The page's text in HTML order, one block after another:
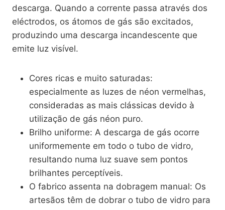
descarga. Quando a corrente passa através dos
eléctrodos, os átomos de gás são excitados,
produzindo uma descarga incandescente que
emite luz visível.
Cores ricas e muito saturadas:
especialmente as luzes de néon vermelhas,
consideradas as mais clássicas devido à
utilização de gás néon puro.
Brilho uniforme: A descarga de gás ocorre
uniformemente em todo o tubo de vidro,
resultando numa luz suave sem pontos
brilhantes perceptíveis.
O fabrico assenta na dobragem manual: Os
artesãos têm de dobrar o tubo de vidro para